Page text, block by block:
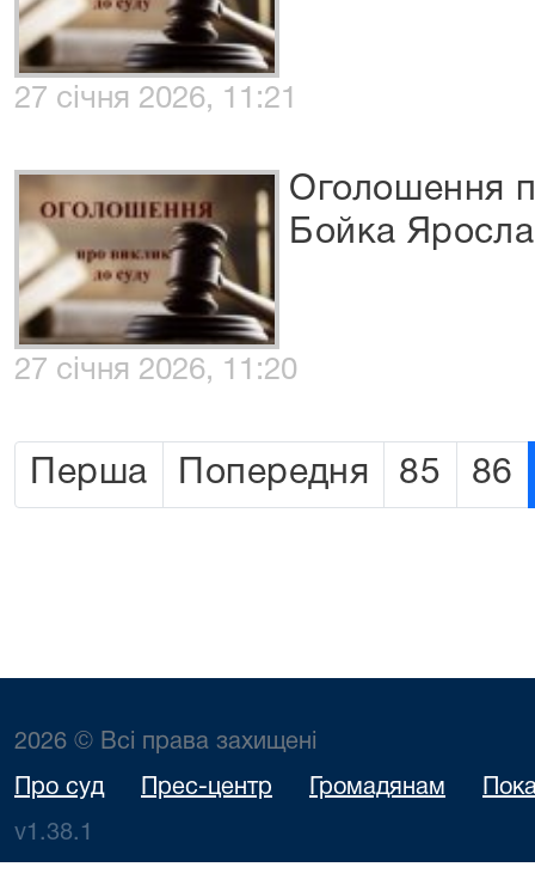
27 січня 2026, 11:21
Оголошення
Бойка
27 січня 2026, 11:20
Перша Попередня 85 86
2026 © Всі права захищені
Про суд Прес-центр Громадянам
v1.38.1